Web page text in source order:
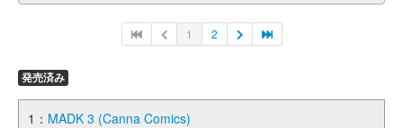
1 2
発売済み
1： MADK 3 (Canna Comics)